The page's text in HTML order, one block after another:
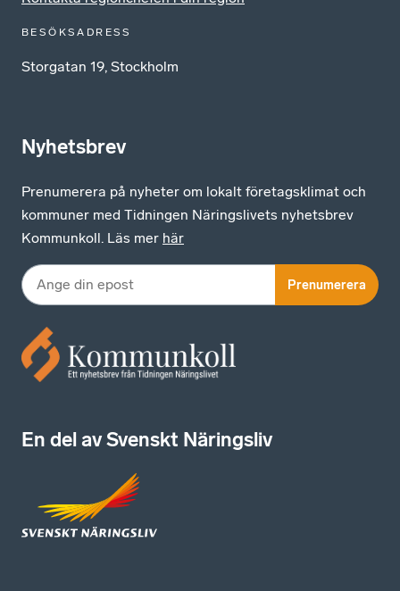
BESÖKSADRESS
Storgatan 19, Stockholm
Nyhetsbrev
Prenumerera på nyheter om lokalt företagsklimat och
kommuner med Tidningen Näringslivets nyhetsbrev
Kommunkoll. Läs mer här
Prenumerera
En del av Svenskt Näringsliv